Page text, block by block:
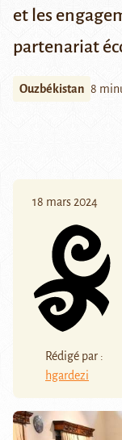
et les
partenariat
Ouzbékistan 8
18 mars 2024
Rédigé par :
hgardezi